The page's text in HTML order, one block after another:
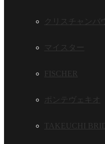
クリスチャンバ
マイスター
FISCHER
ポンテヴェキオ
TAKEUCHI